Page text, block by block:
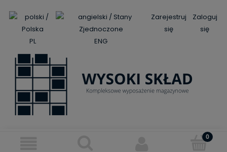
PL ENG
Zarejestruj
się
Zaloguj
się